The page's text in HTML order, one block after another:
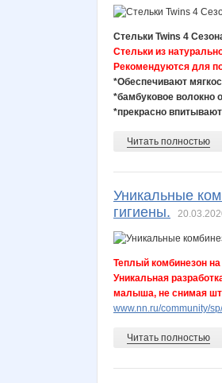
Стельки Twins 4
Стельки из
Рекомендуются для
*Обеспечивают
*бамбуковое
*прекрасно впитывают
Читать полностью
Уникальные
гигиены.
Теплый комбинезон
Уникальная
малыша, не снимая
www.nn.ru/community/
Читать полностью